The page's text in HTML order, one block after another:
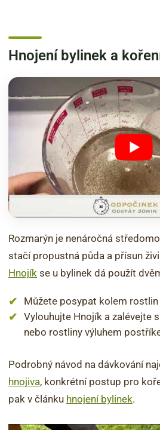
Hnojení bylinek a
Rozmarýn je nenáročná
stačí propustná půda a přísun
Hnojík se u bylinek dá použít
Můžete posypat kolem rostlin
Vylouhujte Hnojík a zalévejte
nebo rostliny výluhem
Podrobný návod na dávkování
hnojiva, konkrétní postup pro
pak v článku hnojení bylinek.